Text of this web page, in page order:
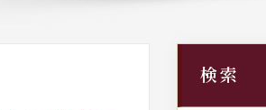
検索